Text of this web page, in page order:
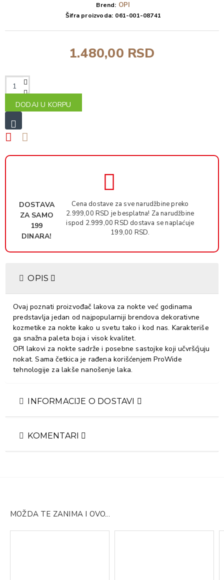
1.480,00 RSD
Brend: OPI
Šifra proizvoda: 061-001-08741
DODAJ U KORPU
DOSTAVA
ZA SAMO
199
DINARA!
Cena dostave za sve narudžbine preko
2.999,00 RSD je besplatna! Za narudžbine
ispod 2.999,00 RSD dostava se naplaćuje
199,00 RSD.
OPIS
Ovaj poznati proizvođač lakova za nokte već godinama
predstavlja jedan od najpopularniji brendova dekorativne
kozmetike za nokte kako u svetu tako i kod nas. Karakteriše
ga snažna paleta boja i visok kvalitet.
OPI lakovi za nokte sadrže i posebne sastojke koji učvršćjuju
nokat. Sama četkica je rađena korišćenjem ProWide
tehnologije za lakše nanošenje laka.
INFORMACIJE O DOSTAVI
KOMENTARI
MOŽDA TE ZANIMA I OVO...